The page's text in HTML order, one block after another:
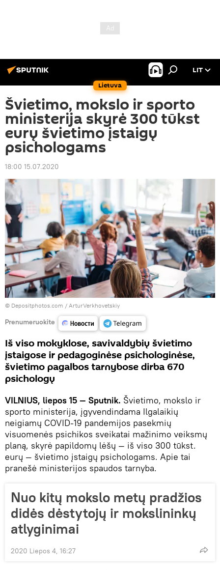
Lietuva
LIT
Švietimo, mokslo ir sporto
ministerija skyrė 300 tūkst
eurų švietimo įstaigų
psichologams
18:00 15.07.2020
© Depositphotos.com / ArturVerkhovetskiy
Prenumeruokite
Iš viso mokyklose, savivaldybių švietimo
įstaigose ir pedagoginėse psichologinėse,
švietimo pagalbos tarnybose dirba 670
psichologų
VILNIUS, liepos 15 — Sputnik. Švietimo, mokslo ir
sporto ministerija, įgyvendindama Ilgalaikių
neigiamų COVID-19 pandemijos pasekmių
visuomenės psichikos sveikatai mažinimo veiksmų
planą, skyrė papildomų lėšų — iš viso 300 tūkst.
eurų — švietimo įstaigų psichologams. Apie tai
pranešė ministerijos spaudos tarnyba.
Nuo kitų mokslo metų pradžios
didės dėstytojų ir mokslininkų
atlyginimai
2020 Liepos 4, 16:27